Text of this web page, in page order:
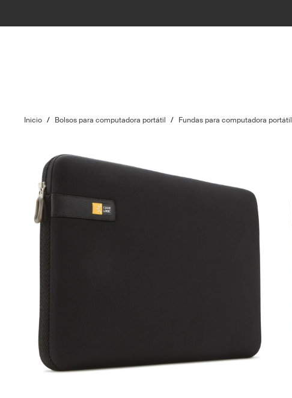
Inicio / Bolsos para computadora portátil / Fundas para computadora portátil